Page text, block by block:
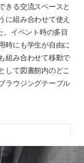
きる交流スペースと
に組み合わせて使え
イベント時の多目
時にも学生が自由に
組み合わせて移動で
して図書館内のどこ
ラウジングテーブル